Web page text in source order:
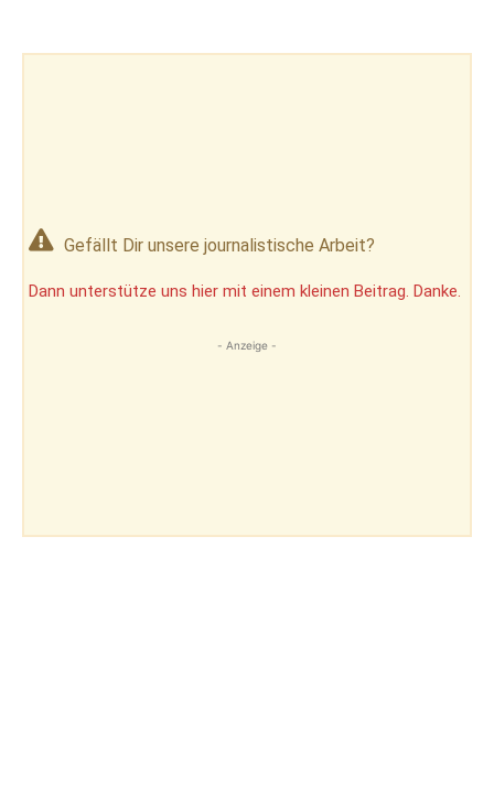
Gefällt Dir unsere journalistische Arbeit?
Dann unterstütze uns hier mit einem kleinen Beitrag. Danke.
- Anzeige -